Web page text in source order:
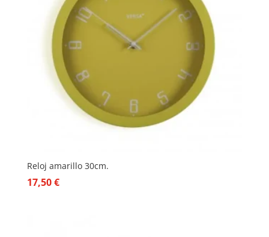
Reloj amarillo 30cm.
17,50€